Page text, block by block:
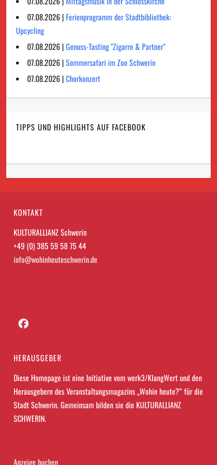
07.08.2026 | Ferienprogramm der Stadtbibliothek:
Upcycling
07.08.2026 |Genuss-Tasting "Zigarre & Partner"
07.08.2026 |Sommersafari im Zoo Schwerin
07.08.2026 |Chorkonzert
TIPPS UND HIGHLIGHTS AUF FACEBOOK
KONTAKT
KULTURALLIANZ Schwerin
+49 (0) 385 59 58 75 44
info@wohinheuteschwerin.de
HERAUSGEBER
Diese Homepage ist eine Initiative vom werk3/KlangWert und den
Herausgebern des Veranstaltungsmagazins „Wohin heute?“ für die
Stadt Schwerin. Gemeinsam bilden sie die KULTURALLIANZ
SCHWERIN.
Anzeige buchen